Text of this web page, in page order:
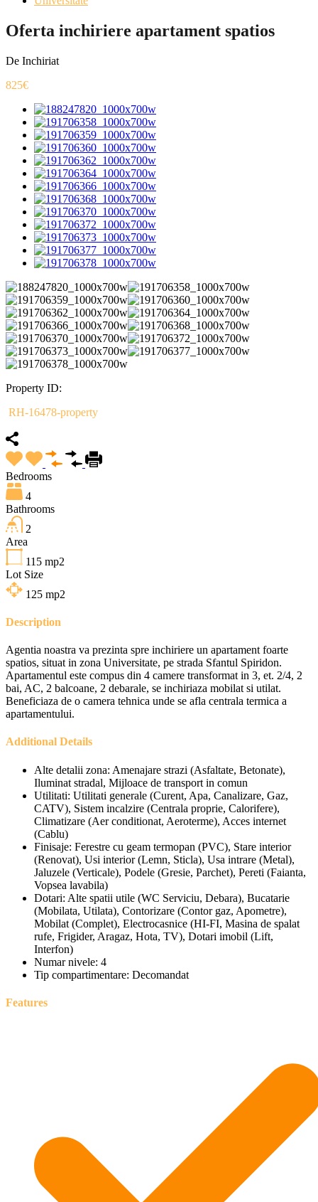
Oferta inchiriere apartament spatios
De Inchiriat
825€
Property ID:
RH-16478-property
Bedrooms
4
Bathrooms
2
Area
115 mp2
Lot Size
125 mp2
Description
Agentia noastra va prezinta spre inchiriere un apartament foarte
spatios, situat in zona Universitate, pe strada Sfantul Spiridon.
Apartamentul este compus din 4 camere transformat in 3, et. 2/4, 2
bai, AC, 2 balcoane, 2 debarale, se inchiriaza mobilat si utilat.
Beneficiaza de o camera tehnica unde se afla centrala termica a
apartamentului.
Additional Details
Alte detalii zona: Amenajare strazi (Asfaltate, Betonate),
Iluminat stradal, Mijloace de transport in comun
Utilitati: Utilitati generale (Curent, Apa, Canalizare, Gaz,
CATV), Sistem incalzire (Centrala proprie, Calorifere),
Climatizare (Aer conditionat, Aeroterme), Acces internet
(Cablu)
Finisaje: Ferestre cu geam termopan (PVC), Stare interior
(Renovat), Usi interior (Lemn, Sticla), Usa intrare (Metal),
Jaluzele (Verticale), Podele (Gresie, Parchet), Pereti (Faianta,
Vopsea lavabila)
Dotari: Alte spatii utile (WC Serviciu, Debara), Bucatarie
(Mobilata, Utilata), Contorizare (Contor gaz, Apometre),
Mobilat (Complet), Electrocasnice (HI-FI, Masina de spalat
rufe, Frigider, Aragaz, Hota, TV), Dotari imobil (Lift,
Interfon)
Numar nivele: 4
Tip compartimentare: Decomandat
Features